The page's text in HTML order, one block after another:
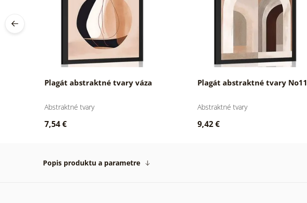
Plagát abstraktné tvary váza
Abstraktné tvary
7,54 €
Plagát abstraktné tvary No11
Abstraktné tvary
9,42 €
Popis produktu a parametre